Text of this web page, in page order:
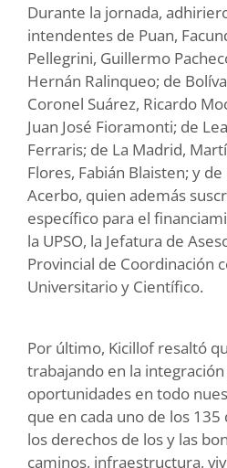
Durante la jornada,
intendentes de Puan,
Pellegrini, Guillermo
Hernán Ralinqueo; de
Coronel Suárez, Ricardo
Juan José Fioramonti; de
Ferraris; de La Madrid,
Flores, Fabián Blaisten; y
Acerbo, quien además
específico para el
la UPSO, la Jefatura de
Provincial de Coordinación
Universitario y Científico.
Por último, Kicillof resaltó
trabajando en la
oportunidades en todo
que en cada uno de los
los derechos de los y las
caminos, infraestructura,